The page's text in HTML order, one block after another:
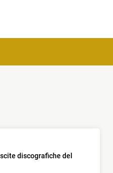
discografiche del